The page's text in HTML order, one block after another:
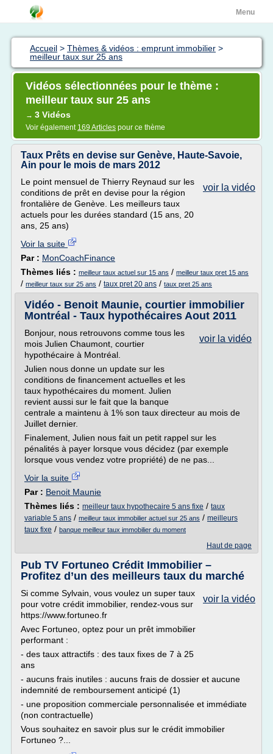
Menu
Accueil > Thèmes & vidéos : emprunt immobilier >
meilleur taux sur 25 ans
Vidéos sélectionnées pour le thème :
meilleur taux sur 25 ans
→ 3 Vidéos
Voir également 169 Articles pour ce thème
Taux Prêts en devise sur Genève, Haute-Savoie,
Ain pour le mois de mars 2012
voir la vidéo
Le point mensuel de Thierry Reynaud sur les
conditions de prêt en devise pour la région
frontalière de Genève. Les meilleurs taux
actuels pour les durées standard (15 ans, 20
ans, 25 ans)
Voir la suite
Par : MonCoachFinance
Thèmes liés : meilleur taux actuel sur 15 ans / meilleur taux pret 15 ans
/ meilleur taux sur 25 ans / taux pret 20 ans / taux pret 25 ans
Vidéo - Benoit Maunie, courtier immobilier
Montréal - Taux hypothécaires Aout 2011
voir la vidéo
Bonjour, nous retrouvons comme tous les
mois Julien Chaumont, courtier
hypothécaire à Montréal.
Julien nous donne un update sur les
conditions de financement actuelles et les
taux hypothécaires du moment. Julien
revient aussi sur le fait que la banque
centrale a maintenu à 1% son taux directeur au mois de
Juillet dernier.
Finalement, Julien nous fait un petit rappel sur les
pénalités à payer lorsque vous décidez (par exemple
lorsque vous vendez votre propriété) de ne pas...
Voir la suite
Par : Benoit Maunie
Thèmes liés : meilleur taux hypothecaire 5 ans fixe / taux
variable 5 ans / meilleur taux immobilier actuel sur 25 ans / meilleurs
taux fixe / banque meilleur taux immobilier du moment
Haut de page
Pub TV Fortuneo Crédit Immobilier –
Profitez d’un des meilleurs taux du marché
voir la vidéo
Si comme Sylvain, vous voulez un super taux
pour votre crédit immobilier, rendez-vous sur
https://www.fortuneo.fr
Avec Fortuneo, optez pour un prêt immobilier
performant :
- des taux attractifs : des taux fixes de 7 à 25
ans
- aucuns frais inutiles : aucuns frais de dossier et aucune
indemnité de remboursement anticipé (1)
- une proposition commerciale personnalisée et immédiate
(non contractuelle)
Vous souhaitez en savoir plus sur le crédit immobilier
Fortuneo ?...